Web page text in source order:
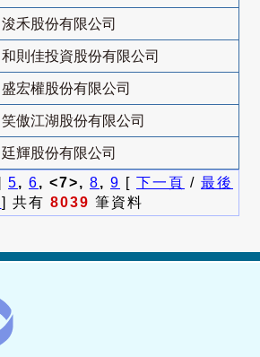
浚禾股份有限公司
和則佳投資股份有限公司
盛宏權股份有限公司
笑傲江湖股份有限公司
廷輝股份有限公司
5, 6, <7>, 8, 9 [ 下一頁 / 最後
] 共有 8039 筆資料